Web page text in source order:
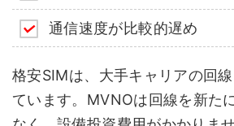
通信速度が比較的遅め
格安SIMは、大手キャリアの回
ています。MVNOは回線を新た